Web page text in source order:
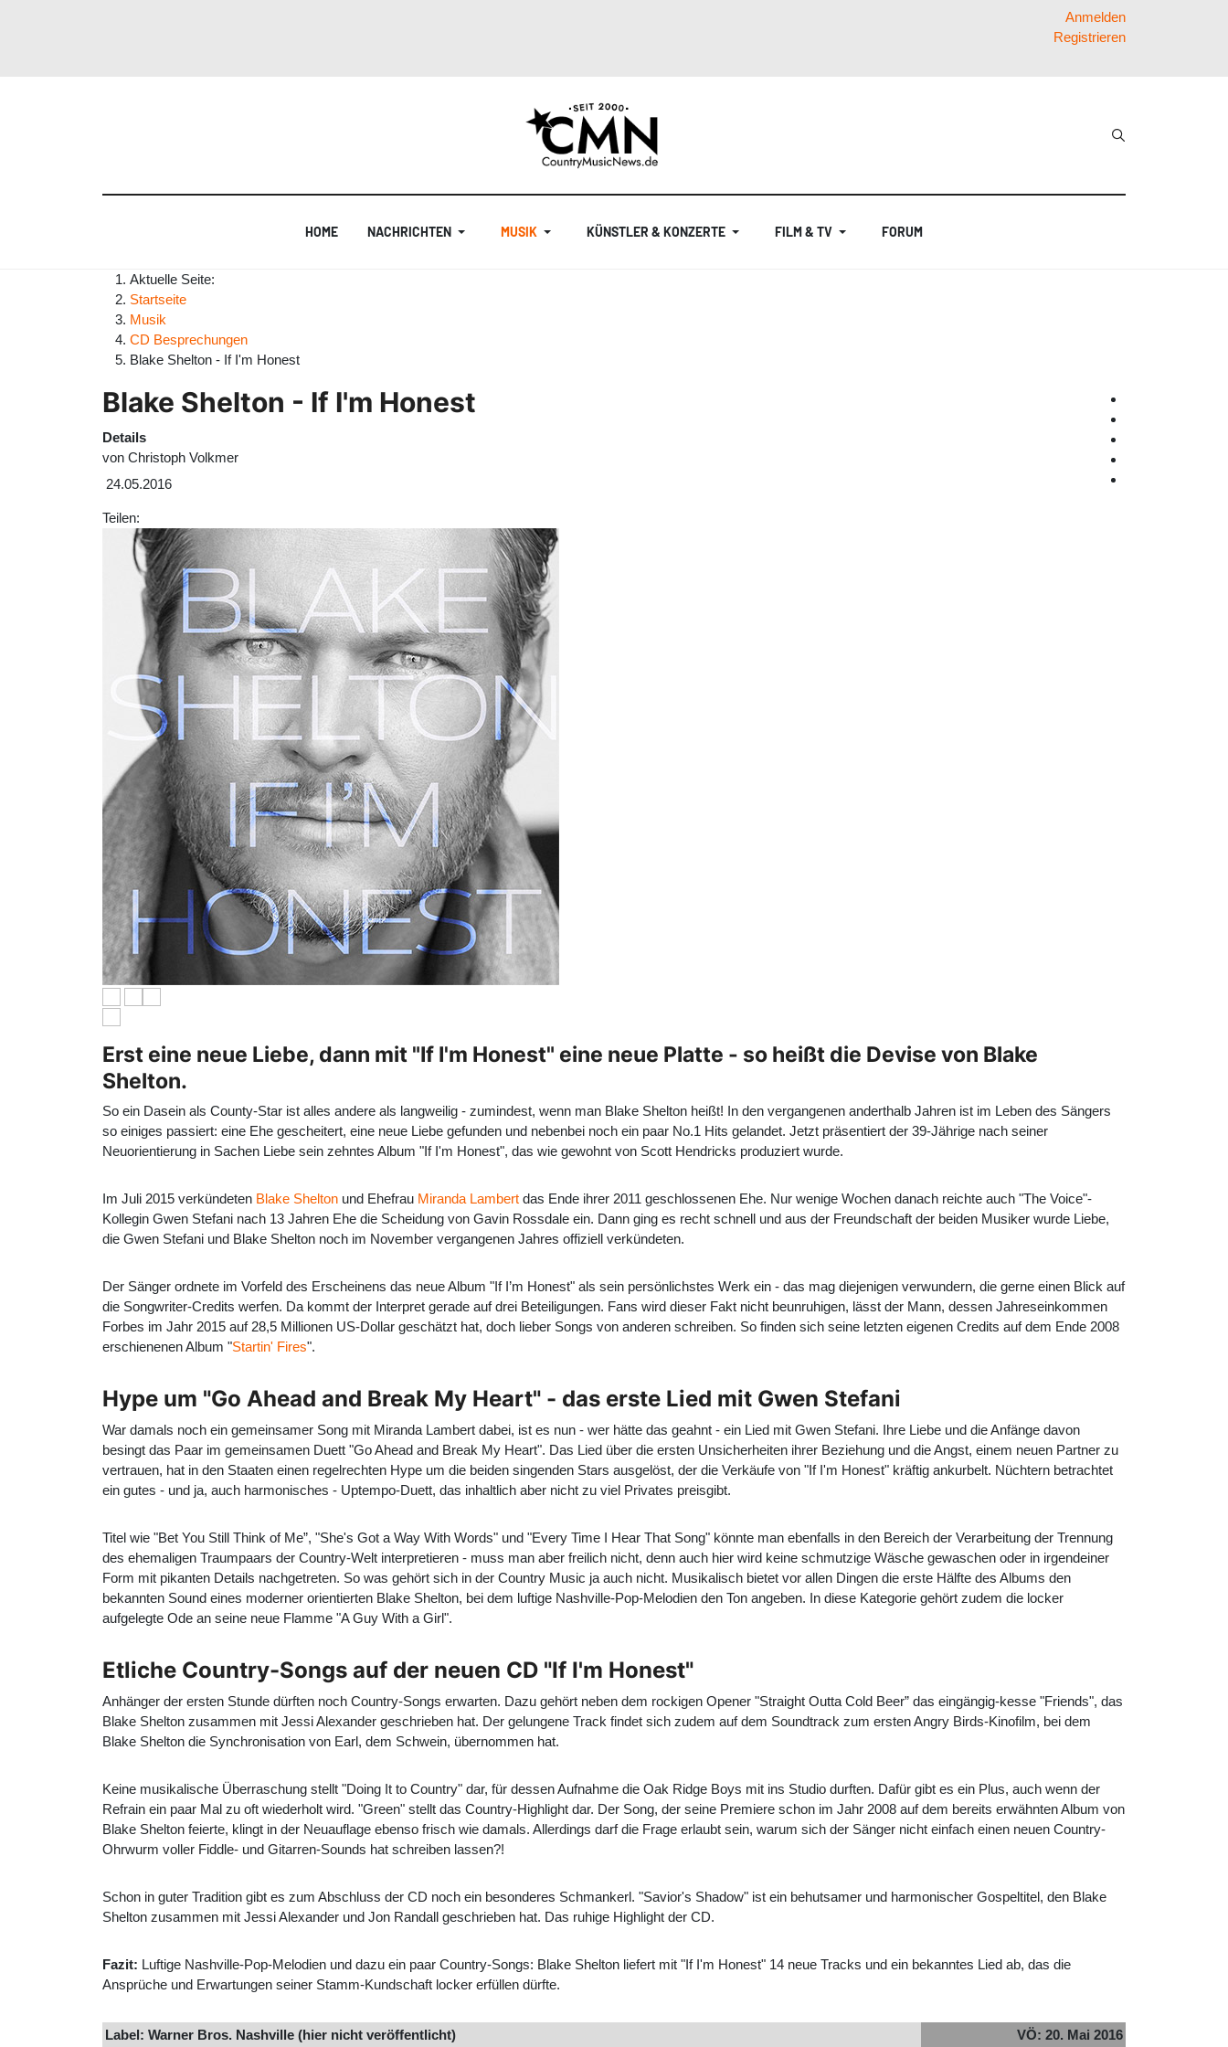
Anmelden
Registrieren
HOME NACHRICHTEN MUSIK KÜNSTLER & KONZERTE FILM & TV FORUM
Aktuelle Seite:
Startseite
Musik
CD Besprechungen
Blake Shelton - If I'm Honest
Blake Shelton - If I'm Honest
Details
von Christoph Volkmer
24.05.2016
Teilen:
Erst eine neue Liebe, dann mit "If I'm Honest" eine neue Platte - so heißt die Devise von Blake
Shelton.
So ein Dasein als County-Star ist alles andere als langweilig - zumindest, wenn man Blake Shelton heißt! In den vergangenen anderthalb Jahren ist im Leben des Sängers
so einiges passiert: eine Ehe gescheitert, eine neue Liebe gefunden und nebenbei noch ein paar No.1 Hits gelandet. Jetzt präsentiert der 39-Jährige nach seiner
Neuorientierung in Sachen Liebe sein zehntes Album "If I'm Honest", das wie gewohnt von Scott Hendricks produziert wurde.
Im Juli 2015 verkündeten Blake Shelton und Ehefrau Miranda Lambert das Ende ihrer 2011 geschlossenen Ehe. Nur wenige Wochen danach reichte auch "The Voice"-
Kollegin Gwen Stefani nach 13 Jahren Ehe die Scheidung von Gavin Rossdale ein. Dann ging es recht schnell und aus der Freundschaft der beiden Musiker wurde Liebe,
die Gwen Stefani und Blake Shelton noch im November vergangenen Jahres offiziell verkündeten.
Der Sänger ordnete im Vorfeld des Erscheinens das neue Album "If I’m Honest" als sein persönlichstes Werk ein - das mag diejenigen verwundern, die gerne einen Blick auf
die Songwriter-Credits werfen. Da kommt der Interpret gerade auf drei Beteiligungen. Fans wird dieser Fakt nicht beunruhigen, lässt der Mann, dessen Jahreseinkommen
Forbes im Jahr 2015 auf 28,5 Millionen US-Dollar geschätzt hat, doch lieber Songs von anderen schreiben. So finden sich seine letzten eigenen Credits auf dem Ende 2008
erschienenen Album "Startin' Fires".
Hype um "Go Ahead and Break My Heart" - das erste Lied mit Gwen Stefani
War damals noch ein gemeinsamer Song mit Miranda Lambert dabei, ist es nun - wer hätte das geahnt - ein Lied mit Gwen Stefani. Ihre Liebe und die Anfänge davon
besingt das Paar im gemeinsamen Duett "Go Ahead and Break My Heart". Das Lied über die ersten Unsicherheiten ihrer Beziehung und die Angst, einem neuen Partner zu
vertrauen, hat in den Staaten einen regelrechten Hype um die beiden singenden Stars ausgelöst, der die Verkäufe von "If I'm Honest" kräftig ankurbelt. Nüchtern betrachtet
ein gutes - und ja, auch harmonisches - Uptempo-Duett, das inhaltlich aber nicht zu viel Privates preisgibt.
Titel wie "Bet You Still Think of Me”, "She's Got a Way With Words" und "Every Time I Hear That Song" könnte man ebenfalls in den Bereich der Verarbeitung der Trennung
des ehemaligen Traumpaars der Country-Welt interpretieren - muss man aber freilich nicht, denn auch hier wird keine schmutzige Wäsche gewaschen oder in irgendeiner
Form mit pikanten Details nachgetreten. So was gehört sich in der Country Music ja auch nicht. Musikalisch bietet vor allen Dingen die erste Hälfte des Albums den
bekannten Sound eines moderner orientierten Blake Shelton, bei dem luftige Nashville-Pop-Melodien den Ton angeben. In diese Kategorie gehört zudem die locker
aufgelegte Ode an seine neue Flamme "A Guy With a Girl".
Etliche Country-Songs auf der neuen CD "If I'm Honest"
Anhänger der ersten Stunde dürften noch Country-Songs erwarten. Dazu gehört neben dem rockigen Opener "Straight Outta Cold Beer” das eingängig-kesse "Friends", das
Blake Shelton zusammen mit Jessi Alexander geschrieben hat. Der gelungene Track findet sich zudem auf dem Soundtrack zum ersten Angry Birds-Kinofilm, bei dem
Blake Shelton die Synchronisation von Earl, dem Schwein, übernommen hat.
Keine musikalische Überraschung stellt "Doing It to Country" dar, für dessen Aufnahme die Oak Ridge Boys mit ins Studio durften. Dafür gibt es ein Plus, auch wenn der
Refrain ein paar Mal zu oft wiederholt wird. "Green" stellt das Country-Highlight dar. Der Song, der seine Premiere schon im Jahr 2008 auf dem bereits erwähnten Album von
Blake Shelton feierte, klingt in der Neuauflage ebenso frisch wie damals. Allerdings darf die Frage erlaubt sein, warum sich der Sänger nicht einfach einen neuen Country-
Ohrwurm voller Fiddle- und Gitarren-Sounds hat schreiben lassen?!
Schon in guter Tradition gibt es zum Abschluss der CD noch ein besonderes Schmankerl. "Savior's Shadow" ist ein behutsamer und harmonischer Gospeltitel, den Blake
Shelton zusammen mit Jessi Alexander und Jon Randall geschrieben hat. Das ruhige Highlight der CD.
Fazit: Luftige Nashville-Pop-Melodien und dazu ein paar Country-Songs: Blake Shelton liefert mit "If I'm Honest" 14 neue Tracks und ein bekanntes Lied ab, das die
Ansprüche und Erwartungen seiner Stamm-Kundschaft locker erfüllen dürfte.
Label: Warner Bros. Nashville (hier nicht veröffentlicht)
VÖ: 20. Mai 2016